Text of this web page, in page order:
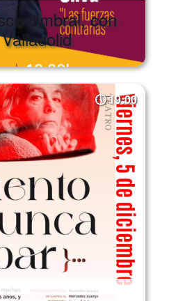
Umbral, con
19:00